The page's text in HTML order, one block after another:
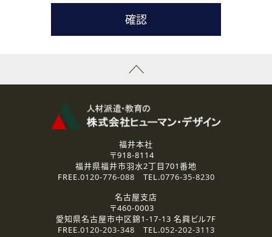
たします。
( 3 ) スタッフ派遣を検討されている企業の皆様
お問い合わせの内容に回答するために利用いたします。
なお、ご連絡手段は、電話・Ｅメールのいずれかの方法とい
資料送付、受講相談に関するご連絡のために利用いたしま
その他、お問い合わせの内容に回答するために利用いたし
なお、ご連絡手段は、電話・Ｅメールのいずれかの方法とい
2.個人情報の第三者提供
ご提供いただいた個人情報は、法令等の規定に従う場合を除き、
3.個人情報の取り扱いの委託
弊社の定める個人情報保護の評価基準を満たした委託先に、個
人情報を委託する場合があります。
福井本社
〒918-8114
福井県福井市羽水2丁目701番地
FREE.0120-776-088 TEL.0776-35-8230
名古屋支店
〒460-0003
愛知県名古屋市中区錦1-17-13 名興ビル7F
FREE.0120-203-348 TEL.052-202-3113